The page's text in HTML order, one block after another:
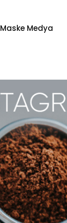
Maske Medya